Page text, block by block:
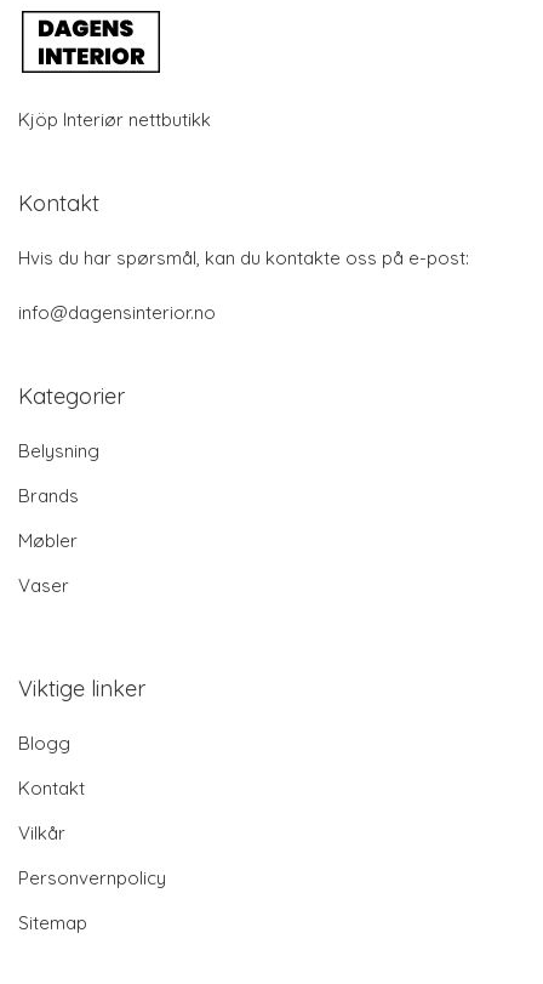
Kjöp Interiør nettbutikk
Kontakt
Hvis du har spørsmål, kan du kontakte oss på e-post:
info@dagensinterior.no
Kategorier
Belysning
Brands
Møbler
Vaser
Viktige linker
Blogg
Kontakt
Vilkår
Personvernpolicy
Sitemap